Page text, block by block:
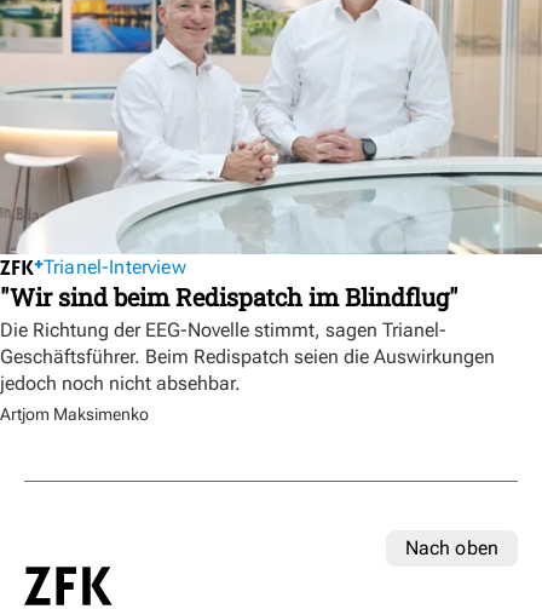
Trianel-Interview
"Wir sind beim Redispatch im Blindflug"
Die Richtung der EEG-Novelle stimmt, sagen Trianel-
Geschäftsführer. Beim Redispatch seien die Auswirkungen
jedoch noch nicht absehbar.
Artjom Maksimenko
Nach oben